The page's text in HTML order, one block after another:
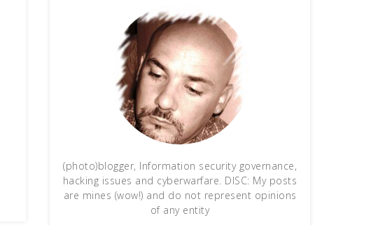
(photo)blogger, Information security governance,
hacking issues and cyberwarfare. DISC: My posts
are mines (wow!) and do not represent opinions
of any entity